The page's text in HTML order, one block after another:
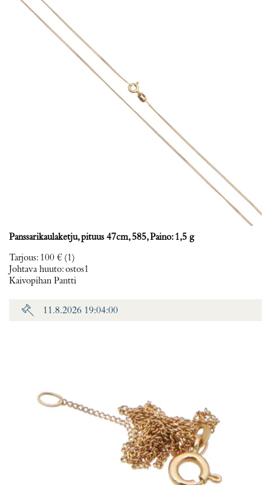
Panssarikaulaketju, pituus 47cm, 585, Paino: 1,5 g
Tarjous: 100 € (1)
Johtava huuto:ostos1
Kaivopihan Pantti
11.8.2026 19:04:00